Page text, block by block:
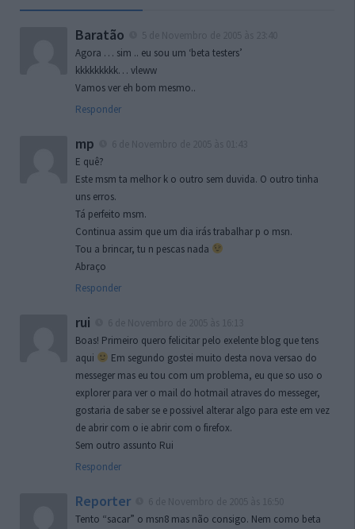
Baratão
Agora … sim .. eu sou um ‘beta testers’
kkkkkkkkk… vleww
Vamos ver eh bom mesmo..
Responder
mp
E quê?
Este msm ta melhor k o outro sem duvida. O outro tinha
uns erros.
Tá perfeito msm.
Continua assim que um dia irás trabalhar p o msn.
Tou a brincar, tu n pescas nada
Abraço
Responder
rui
Boas! Primeiro quero felicitar pelo exelente blog que tens
aqui
Em segundo gostei muito desta nova versao do
messeger mas eu tou com um problema, eu que so uso o
explorer para ver o mail do hotmail atraves do messeger,
gostaria de saber se e possivel alterar algo para este em vez
de abrir com o ie abrir com o firefox.
Sem outro assunto Rui
Responder
Reporter
Tento “sacar” o msn8 mas não consigo. Nem como beta